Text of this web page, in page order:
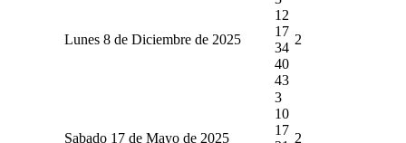
Lunes 8 de Diciembre de 2025
12
17
34
40
43
2
Sabado 17 de Mayo de 2025
3
10
17
2